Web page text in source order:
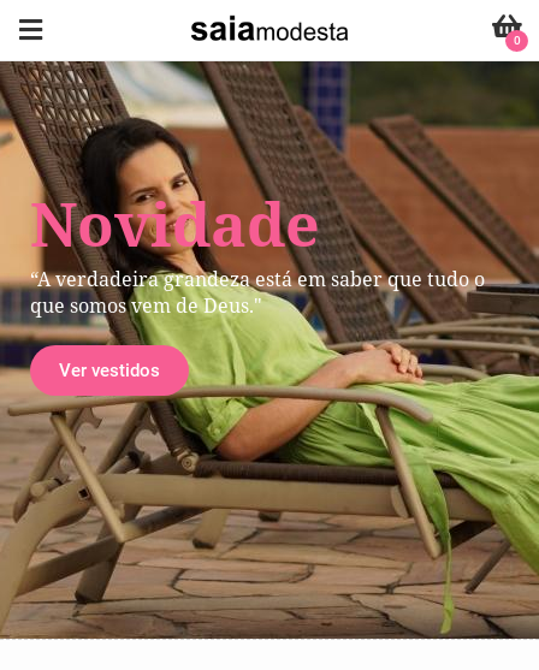
Novidade
“A verdadeira grandeza está em saber que tudo o
que somos vem de Deus."
Ver vestidos
0